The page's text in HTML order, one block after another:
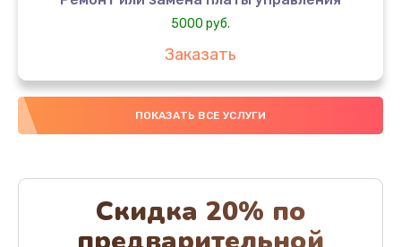
5000 руб.
Заказать
Ремонт или замена термоблока
5000 руб.
Ремонт привода варочного блока
4000 руб.
ПОКАЗАТЬ ВСЕ УСЛУГИ
Скидка 20% по